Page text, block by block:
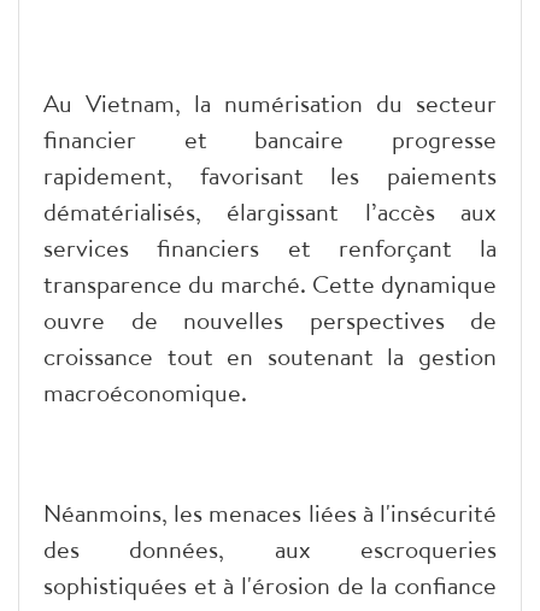
Au Vietnam, la numérisation du secteur
financier et bancaire progresse
rapidement, favorisant les paiements
dématérialisés, élargissant l’accès aux
services financiers et renforçant la
transparence du marché. Cette dynamique
ouvre de nouvelles perspectives de
croissance tout en soutenant la gestion
macroéconomique.
Néanmoins, les menaces liées à l'insécurité
des données, aux escroqueries
sophistiquées et à l'érosion de la confiance